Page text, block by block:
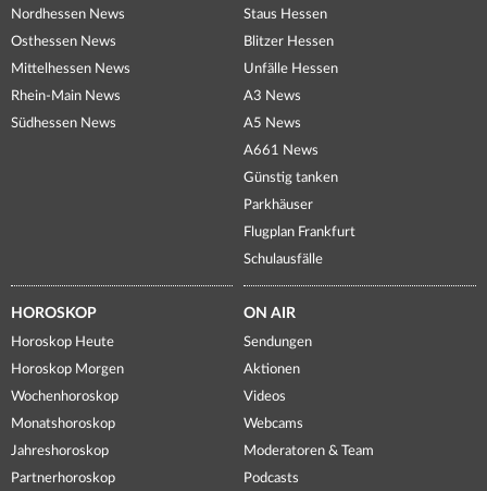
Nordhessen News
Osthessen News
Mittelhessen News
Rhein-Main News
Südhessen News
Staus Hessen
Blitzer Hessen
Unfälle Hessen
A3 News
A5 News
A661 News
Günstig tanken
Parkhäuser
Flugplan Frankfurt
Schulausfälle
HOROSKOP
Horoskop Heute
Horoskop Morgen
Wochenhoroskop
Monatshoroskop
Jahreshoroskop
Partnerhoroskop
ON AIR
Sendungen
Aktionen
Videos
Webcams
Moderatoren & Team
Podcasts